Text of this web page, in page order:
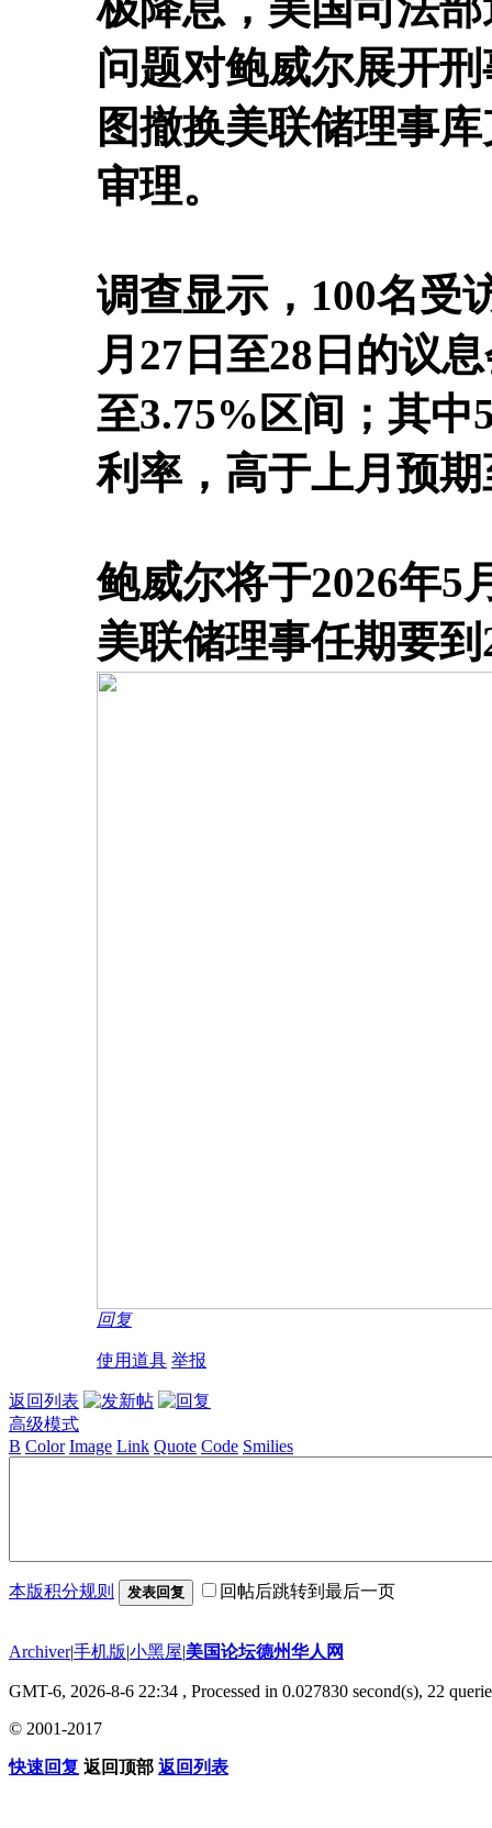
问题对鲍威尔展开
图撤换美联储理事
审理。
调查显示，100名受
月27日至28日的议
至3.75%区间；其
利率，高于上月预
鲍威尔将于2026年5
美联储理事任期要
回复
使用道具 举报
返回列表
高级模式
B Color Image Link Quote Code Smilies
本版积分规则 发表回复 回帖后跳转到最后一页
Archiver|手机版|小黑屋|美国论坛德州华人网
GMT-6, 2026-8-6 22:34 , Processed in 0.027830 second(s), 22
© 2001-2017
快速回复 返回顶部 返回列表